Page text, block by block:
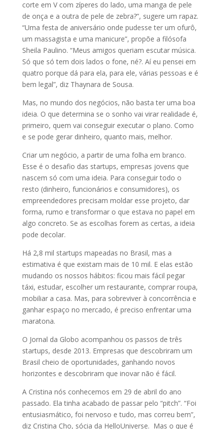
corte em V com zíperes do lado, uma manga de pele
de onça e a outra de pele de zebra?”, sugere um rapaz.
“Uma festa de aniversário onde pudesse ter um ofurô,
um massagista e uma manicure”, propõe a filósofa
Sheila Paulino. “Meus amigos queriam escutar música.
Só que só tem dois lados o fone, né?. Aí eu pensei em
quatro porque dá para ela, para ele, várias pessoas e é
bem legal”, diz Thaynara de Sousa.
Mas, no mundo dos negócios, não basta ter uma boa
ideia. O que determina se o sonho vai virar realidade é,
primeiro, quem vai conseguir executar o plano. Como
e se pode gerar dinheiro, quanto mais, melhor.
Criar um negócio, a partir de uma folha em branco.
Esse é o desafio das startups, empresas jovens que
nascem só com uma ideia. Para conseguir todo o
resto (dinheiro, funcionários e consumidores), os
empreendedores precisam moldar esse projeto, dar
forma, rumo e transformar o que estava no papel em
algo concreto. Se as escolhas forem as certas, a ideia
pode decolar.
Há 2,8 mil startups mapeadas no Brasil, mas a
estimativa é que existam mais de 10 mil. E elas estão
mudando os nossos hábitos: ficou mais fácil pegar
táxi, estudar, escolher um restaurante, comprar roupa,
mobiliar a casa. Mas, para sobreviver à concorrência e
ganhar espaço no mercado, é preciso enfrentar uma
maratona.
O Jornal da Globo acompanhou os passos de três
startups, desde 2013. Empresas que descobriram um
Brasil cheio de oportunidades, ganhando novos
horizontes e descobriram que inovar não é fácil.
A Cristina nós conhecemos em 29 de abril do ano
passado. Ela tinha acabado de passar pelo “pitch”. “Foi
entusiasmático, foi nervoso e tudo, mas correu bem”,
diz Cristina Cho, sócia da HelloUniverse. Mas o que é